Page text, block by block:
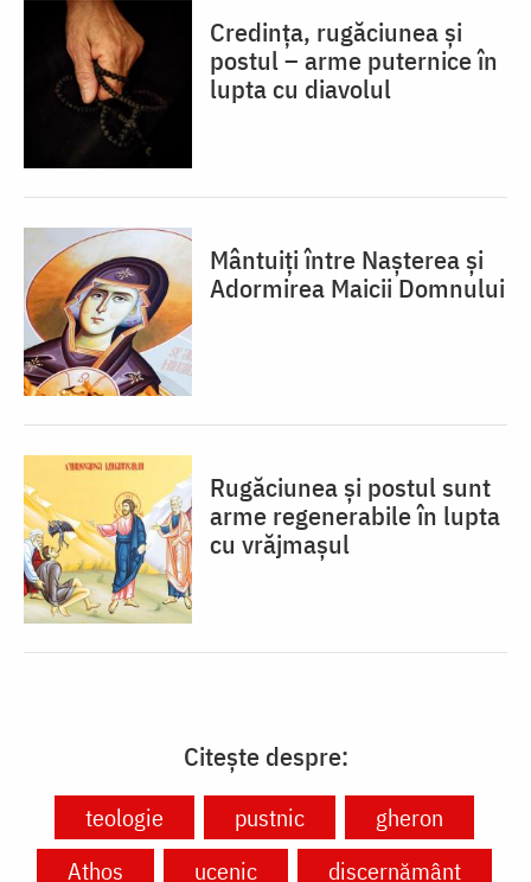
Credința, rugăciunea și
postul – arme puternice în
lupta cu diavolul
Mântuiți între Nașterea și
Adormirea Maicii Domnului
Rugăciunea și postul sunt
arme regenerabile în lupta
cu vrăjmașul
Citește despre:
teologie pustnic
gheron
Athos
ucenic
discernământ